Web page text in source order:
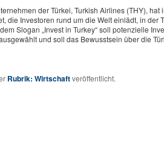
der Türkei, Turkish Airlines (THY),
die Investoren rund um die Welt einlädt, in der
Slogan „Invest in Turkey“ soll potenzielle
und soll das Bewusstsein über die
Rubrik: Wirtschaftveröffentlicht.